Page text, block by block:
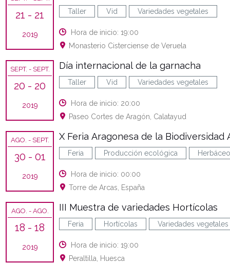
21 - 21
2019
Taller Vid Variedades vegetales
Hora de inicio: 19:00
Monasterio Cisterciense de Veruela
SEPT. - SEPT.
20 - 20
2019
Día internacional de la garnacha
Taller Vid Variedades vegetales
Hora de inicio: 20:00
Paseo Cortes de Aragón, Calatayud
AGO. - SEPT.
30 - 01
2019
X Feria Aragonesa de la Biodiversidad
Feria Producción ecológica
Hora de inicio: 00:00
Torre de Arcas, España
AGO. - AGO.
18 - 18
2019
III Muestra de variedades Hortícolas
Feria Hortícolas Variedades vegetales
Hora de inicio: 19:00
Peraltilla, Huesca